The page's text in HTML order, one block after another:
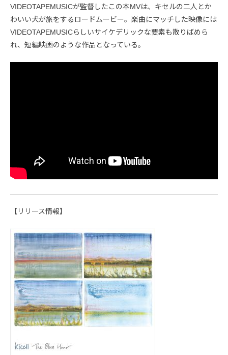
VIDEOTAPEMUSICが監督したこの本MVは、キセルの二人とか
わいい犬が旅をするロードムービー。楽曲にマッチした映像には
VIDEOTAPEMUSICらしいサイケデリックな要素も散りばめら
れ、短編映画のような作品となっている。
【リリース情報】